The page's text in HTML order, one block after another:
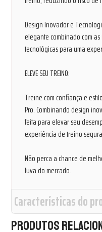
Design Inovador e
elegante combinado com
tecnológicas para uma
ELEVE SEU TREINO:
Treine com confiança e
Pro. Combinando design
feita para elevar seu
experiência de treino
Não perca a chance de
luva do mercado.
Características do
Produtos